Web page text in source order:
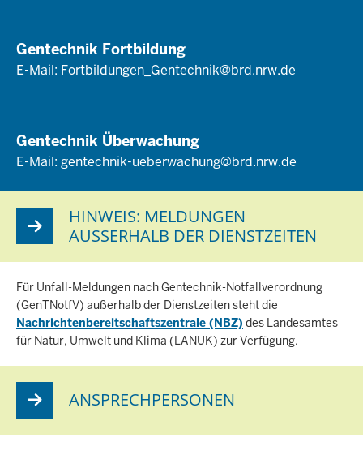
Gentechnik Fortbildung
E-Mail: Fortbildungen_Gentechnik@brd.nrw.de
Gentechnik Überwachung
E-Mail: gentechnik-ueberwachung@brd.nrw.de
HINWEIS: MELDUNGEN
AUSSERHALB DER DIENSTZEITEN
Für Unfall-Meldungen nach Gentechnik-Notfallverordnung
(GenTNotfV) außerhalb der Dienstzeiten steht die
Nachrichtenbereitschaftszentrale (NBZ) des Landesamtes
für Natur, Umwelt und Klima (LANUK) zur Verfügung.
ANSPRECHPERSONEN